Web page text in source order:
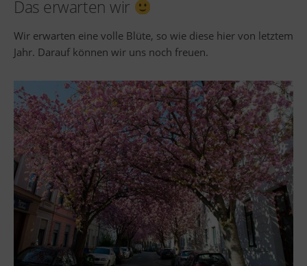
Das erwarten wir
Wir erwarten eine volle Blüte, so wie diese hier von letztem
Jahr. Darauf können wir uns noch freuen.